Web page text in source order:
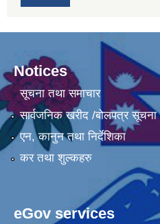
Notices
सूचना तथा समाचार
सार्वजनिक खरीद /बोलपत्र सूचना
एन, कानुन तथा निर्देशिका
कर तथा शुल्कहरु
eGov services